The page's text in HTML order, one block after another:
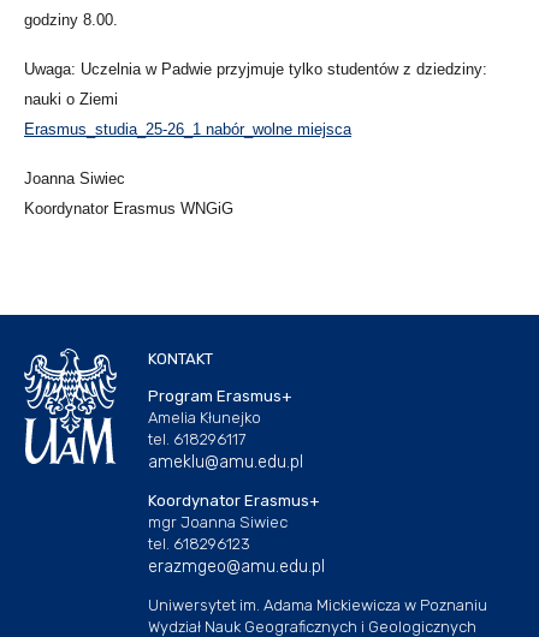
godziny 8.00.
Uwaga: Uczelnia w Padwie przyjmuje tylko studentów z dziedziny:
nauki o Ziemi
Erasmus_studia_25-26_1 nabór_wolne miejsca
Joanna Siwiec
Koordynator Erasmus WNGiG
KONTAKT
Program Erasmus+
Amelia Kłunejko
tel. 618296117
ameklu@amu.edu.pl
Koordynator Erasmus+
mgr Joanna Siwiec
tel. 618296123
erazmgeo@amu.edu.pl
Uniwersytet im. Adama Mickiewicza w Poznaniu
Wydział Nauk Geograficznych i Geologicznych